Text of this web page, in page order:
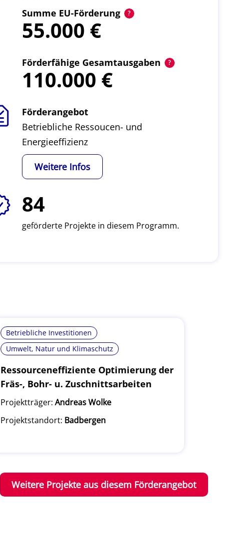
Summe EU-Förderung
55.000
Förderfähige Gesamtausgaben
110.000
Förderangebot
Betriebliche Ressoucen- und
Energieeffizienz
Weitere Infos
84
geförderte Projekte in diesem Programm.
Betriebliche Investitionen
Umwelt, Natur und Klimaschutz
Ressourceneffiziente Optimierung der
Fräs-, Bohr- u. Zuschnittsarbeiten
Projektträger: Andreas Wolke
Projektstandort: Badbergen
Weitere Projekte aus diesem Förderangebot